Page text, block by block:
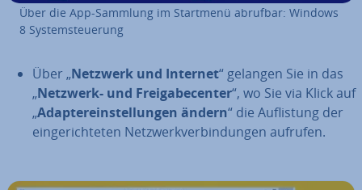
Über die App-Sammlung im Startmenü abrufbar: Windows
8 Sys­tem­steue­rung
Über „Netzwerk und Internet“ gelangen Sie in das
„Netzwerk- und Frei­ga­be­cen­ter“, wo Sie via Klick auf
„Ad­ap­t­er­ein­stel­lun­gen ändern“ die Auf­lis­tung der
ein­ge­rich­te­ten Netz­werk­ver­bin­dun­gen aufrufen.